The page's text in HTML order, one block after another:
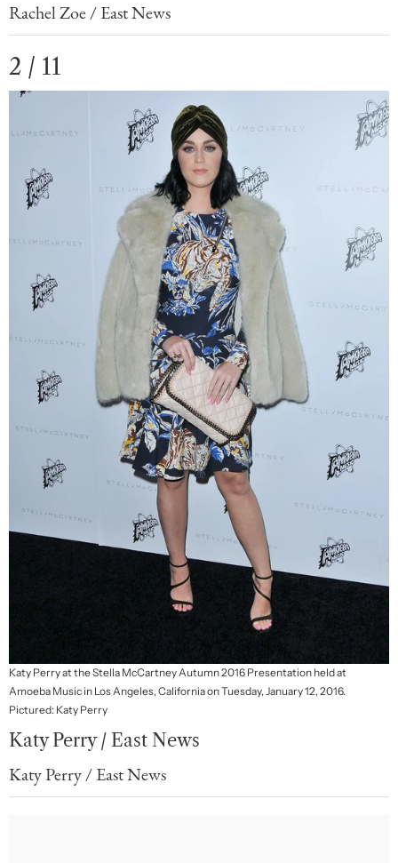
Rachel Zoe / East News
2 / 11
Katy Perry at the Stella McCartney Autumn 2016 Presentation held at
Amoeba Music in Los Angeles, California on Tuesday, January 12, 2016.
Pictured: Katy Perry
Katy Perry / East News
Katy Perry / East News